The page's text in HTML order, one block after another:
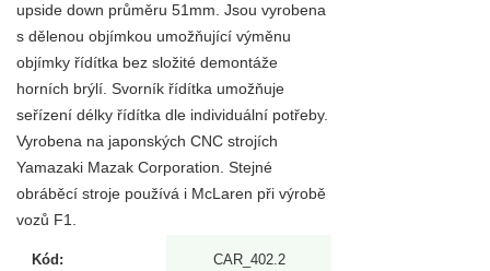
upside down průměru 51mm. Jsou vyrobena
s dělenou objímkou umožňující výměnu
objímky řídítka bez složité demontáže
horních brýlí. Svorník řídítka umožňuje
seřízení délky řídítka dle individuální potřeby.
Vyrobena na japonských CNC strojích
Yamazaki Mazak Corporation. Stejné
obráběcí stroje používá i McLaren při výrobě
vozů F1.
Kód: CAR_402.2